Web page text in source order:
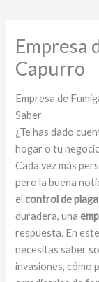
Empresa
Capurro
Empresa de
Saber
¿Te has dado
hogar o tu
Cada vez más
pero la buena
elcontrol de
duradera, una
respuesta. En
necesitas saber
invasiones, cómo